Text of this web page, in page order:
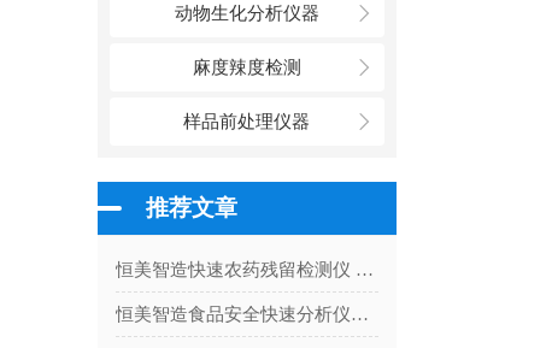
动物生化分析仪器
麻度辣度检测
样品前处理仪器
推荐文章
恒美智造快速农药残留检测仪 农残试剂合规认证体系：从ISO到区块链存证的资质解读
恒美智造食品安全快速分析仪深度测评：食品检测设备主力机型解析